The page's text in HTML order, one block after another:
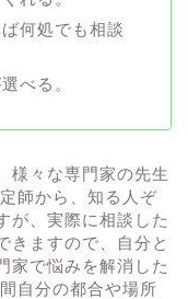
何処でも相談
べる。
様々な専門家の先生
師から、知る人ぞ
が、実際に相談した
きますので、自分と
家で悩みを解消した
自分の都合や場所